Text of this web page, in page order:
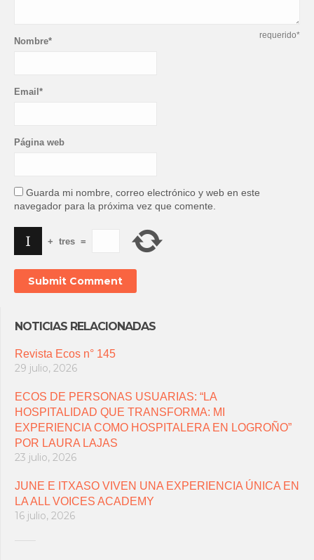
requerido*
Nombre*
Email*
Página web
Guarda mi nombre, correo electrónico y web en este
navegador para la próxima vez que comente.
+ tres =
NOTICIAS RELACIONADAS
Revista Ecos n° 145
29 julio, 2026
ECOS DE PERSONAS USUARIAS: “LA
HOSPITALIDAD QUE TRANSFORMA: MI
EXPERIENCIA COMO HOSPITALERA EN LOGROÑO”
POR LAURA LAJAS
23 julio, 2026
JUNE E ITXASO VIVEN UNA EXPERIENCIA ÚNICA EN
LA ALL VOICES ACADEMY
16 julio, 2026